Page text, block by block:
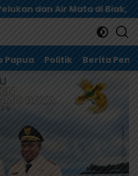
Dualisme Dewan Adat
Papua Politik Berita